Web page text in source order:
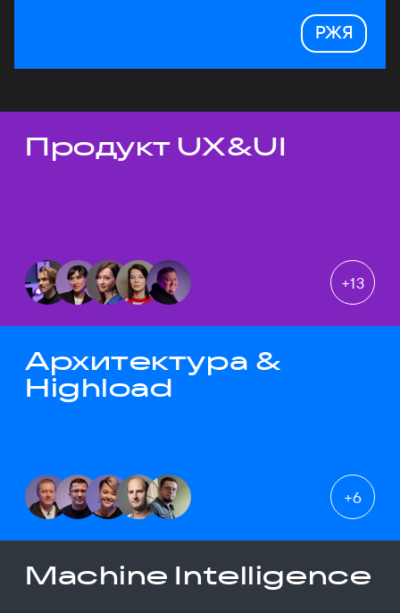
РЖЯ
Темы докладов
Продукт UX&UI
+13
Архитектура &
Highload
+6
Machine Intelligence